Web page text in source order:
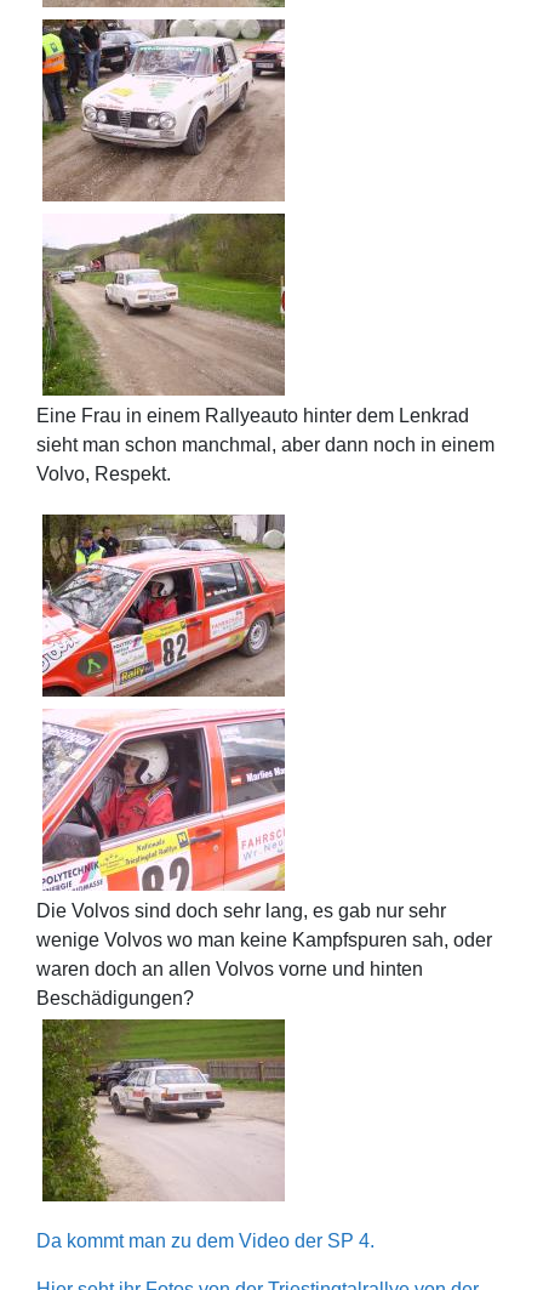
Eine Frau in einem Rallyeauto hinter dem Lenkrad
sieht man schon manchmal, aber dann noch in einem
Volvo, Respekt.
Die Volvos sind doch sehr lang, es gab nur sehr
wenige Volvos wo man keine Kampfspuren sah, oder
waren doch an allen Volvos vorne und hinten
Beschädigungen?
Da kommt man zu dem Video der SP 4.